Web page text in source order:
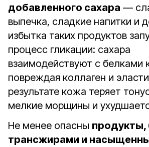
добавленного сахара —
выпечка, сладкие напитки и
избытка таких продуктов
процесс гликации: сахара
взаимодействуют с белками
повреждая коллаген и
результате кожа теряет
мелкие морщины и
Не менее опасны продукты,
трансжирами и